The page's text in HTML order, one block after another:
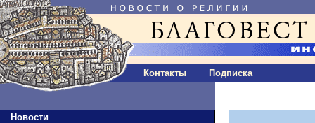
Контакты Подписка
Новости